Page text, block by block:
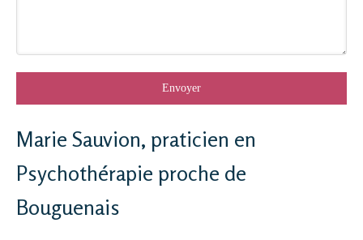
Envoyer
Marie Sauvion, praticien en
Psychothérapie proche de
Bouguenais